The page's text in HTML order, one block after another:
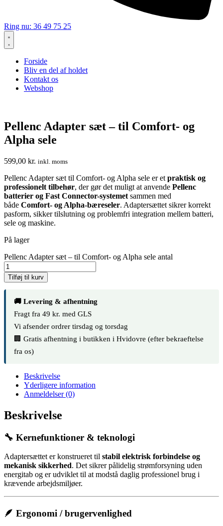
Ring nu: 36 49 75 25
Forside
Bliv en del af holdet
Kontakt os
Webshop
Pellenc Adapter sæt – til Comfort- og
Alpha sele
599,00 kr. inkl. moms
Pellenc Adapter sæt til Comfort- og Alpha sele er et praktisk og
professionelt tilbehør, der gør det muligt at anvende Pellenc
batterier og Fast Connector-systemet sammen med
både Comfort- og Alpha-bæreseler. Adapter­sættet sikrer korrekt
pasform, sikker tilslutning og problemfri integration mellem batteri,
sele og maskine.
På lager
Pellenc Adapter sæt – til Comfort- og Alpha sele antal
Tilføj til kurv
🚚 Levering & afhentning
Fragt fra 49 kr. med GLS
Vi afsender ordrer tirsdag og torsdag
🏢 Gratis afhentning i butikken i Hvidovre (efter bekraeftelse
fra os)
Beskrivelse
Yderligere information
Anmeldelser (0)
Beskrivelse
🔧 Kernefunktioner & teknologi
Adapter­sættet er konstrueret til stabil elektrisk forbindelse og
mekanisk sikkerhed. Det sikrer pålidelig strømforsyning uden
energitab og er udviklet til at modstå daglig professionel brug i
krævende arbejdsmiljøer.
🪶 Ergonomi / brugervenlighed